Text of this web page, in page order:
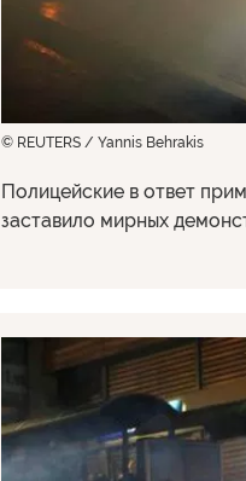
© REUTERS / Yannis Behrakis
Полицейские в ответ
заставило мирных